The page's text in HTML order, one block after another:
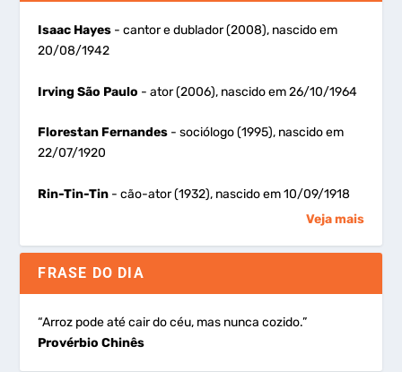
Isaac Hayes - cantor e dublador (2008), nascido em
20/08/1942
Irving São Paulo - ator (2006), nascido em 26/10/1964
Florestan Fernandes - sociólogo (1995), nascido em
22/07/1920
Rin-Tin-Tin - cão-ator (1932), nascido em 10/09/1918
Veja mais
FRASE DO DIA
“Arroz pode até cair do céu, mas nunca cozido.”
Provérbio Chinês